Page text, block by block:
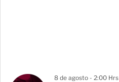
8 de agosto - 2:00 Hrs